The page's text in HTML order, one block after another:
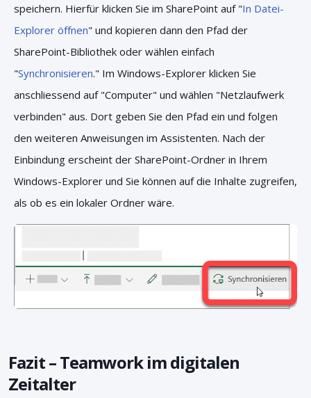
speichern. Hierfür klicken Sie im SharePoint auf "In Datei-
Explorer öffnen" und kopieren dann den Pfad der
SharePoint-Bibliothek oder wählen einfach
"Synchronisieren." Im Windows-Explorer klicken Sie
anschliessend auf "Computer" und wählen "Netzlaufwerk
verbinden" aus. Dort geben Sie den Pfad ein und folgen
den weiteren Anweisungen im Assistenten. Nach der
Einbindung erscheint der SharePoint-Ordner in Ihrem
Windows-Explorer und Sie können auf die Inhalte zugreifen,
als ob es ein lokaler Ordner wäre.
Fazit – Teamwork im digitalen
Zeitalter